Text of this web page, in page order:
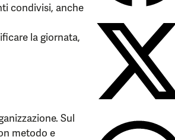
condivisi, anche
la giornata,
Sul
metodo e